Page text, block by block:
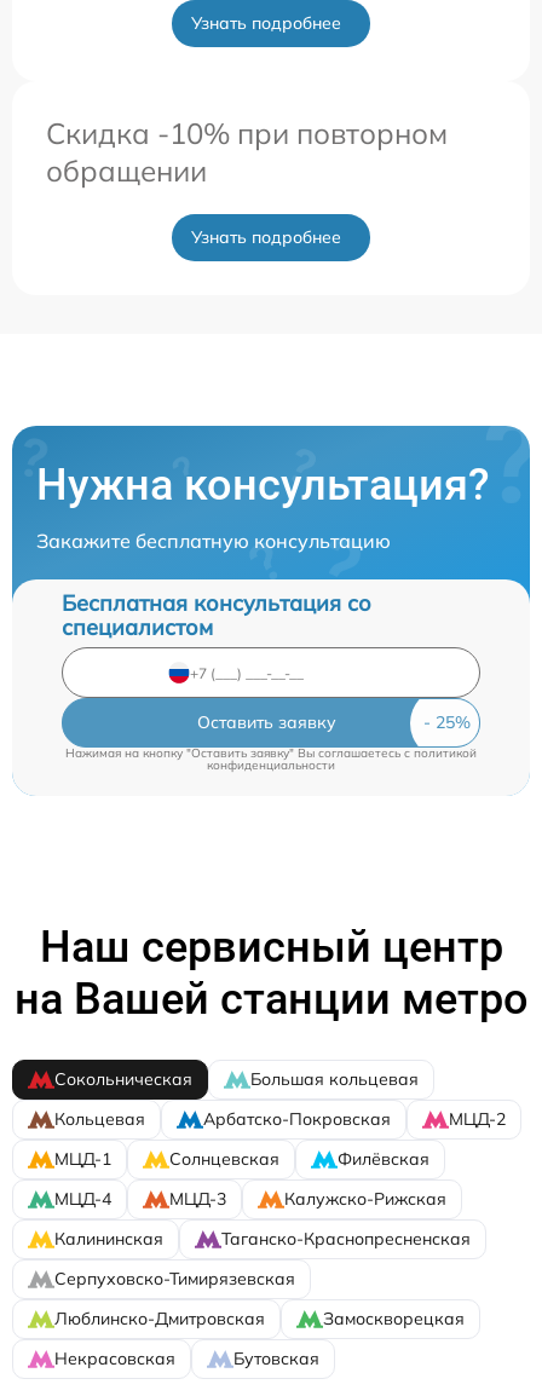
Узнать подробнее
Скидка -10% при повторном
обращении
Узнать подробнее
Нужна консультация?
Закажите бесплатную консультацию
Бесплатная консультация со
специалистом
Оставить заявку
Нажимая на кнопку "Оставить заявку" Вы соглашаетесь c политикой
конфиденциальности
Наш сервисный центр
на Вашей станции метро
Сокольническая
Большая кольцевая
Кольцевая
Арбатско-Покровская
МЦД-2
МЦД-1
Солнцевская
Филёвская
МЦД-4
МЦД-3
Калужско-Рижская
Калининская
Таганско-Краснопресненская
Серпуховско-Тимирязевская
Люблинско-Дмитровская
Замоскворецкая
Некрасовская
Бутовская